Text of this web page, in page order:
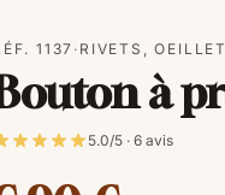
1137· RIVETS,
à
5.0/5 · 6 avis